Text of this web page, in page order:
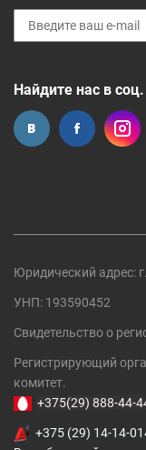
Найдите нас в соц.
Юридический адрес:
УНП: 193590452
Свидетельство о
Регистрирующий
комитет.
+375(29) 888-44-
+375 (29) 14-14-